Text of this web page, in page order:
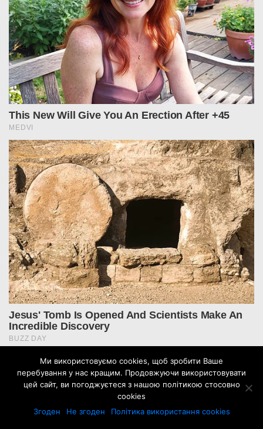
До цього посту поки немає коментарів
Ми використовуємо cookies, щоб зробити Ваше
перебування у нас кращим. Продовжуючи використовувати
цей сайт, ви погоджуєтеся з нашою політикою стосовно
cookies
Згоден
Не згоден Політика використання cookies